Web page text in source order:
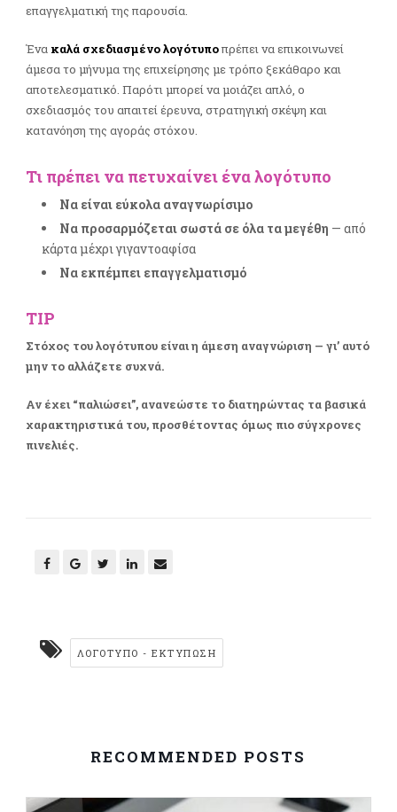
επαγγελματική της παρουσία.
Ένα καλά σχεδιασμένο λογότυποπρέπει να επικοινωνεί
άμεσα το μήνυμα της επιχείρησης με τρόπο ξεκάθαρο και
αποτελεσματικό. Παρότι μπορεί να μοιάζει απλό, ο
σχεδιασμός του απαιτεί έρευνα, στρατηγική σκέψη και
κατανόηση της αγοράς στόχου.
Τι πρέπει να πετυχαίνει ένα λογότυπο
Να είναι εύκολα αναγνωρίσιμο
Να προσαρμόζεται σωστά σε όλα τα μεγέθη — από
κάρτα μέχρι γιγαντοαφίσα
Να εκπέμπει επαγγελματισμό
TIP
Στόχος του λογότυπου είναι η άμεση αναγνώριση — γι’ αυτό
μην το αλλάζετε συχνά.
Αν έχει “παλιώσει”, ανανεώστε το διατηρώντας τα βασικά
χαρακτηριστικά του, προσθέτοντας όμως πιο σύγχρονες
πινελιές.
ΛΟΓΌΤΥΠΟ - ΕΚΤΎΠΩΣΗ
RECOMMENDED POSTS